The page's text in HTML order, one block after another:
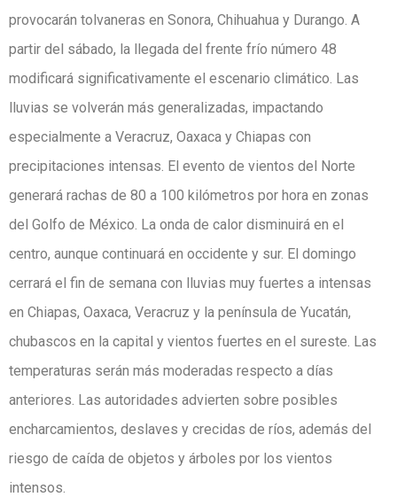
provocarán tolvaneras en Sonora, Chihuahua y Durango. A
partir del sábado, la llegada del frente frío número 48
modificará significativamente el escenario climático. Las
lluvias se volverán más generalizadas, impactando
especialmente a Veracruz, Oaxaca y Chiapas con
precipitaciones intensas. El evento de vientos del Norte
generará rachas de 80 a 100 kilómetros por hora en zonas
del Golfo de México. La onda de calor disminuirá en el
centro, aunque continuará en occidente y sur. El domingo
cerrará el fin de semana con lluvias muy fuertes a intensas
en Chiapas, Oaxaca, Veracruz y la península de Yucatán,
chubascos en la capital y vientos fuertes en el sureste. Las
temperaturas serán más moderadas respecto a días
anteriores. Las autoridades advierten sobre posibles
encharcamientos, deslaves y crecidas de ríos, además del
riesgo de caída de objetos y árboles por los vientos
intensos.